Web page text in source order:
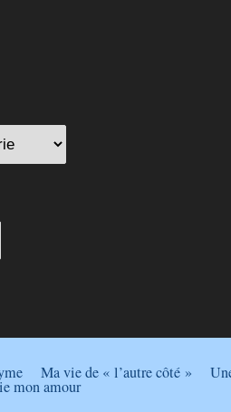
Ma vie de « l’autre côté »
mon amour